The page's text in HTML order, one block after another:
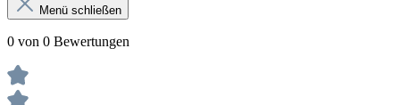
Menü schließen
0 von 0 Bewertungen